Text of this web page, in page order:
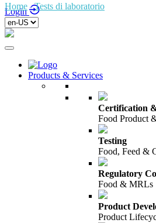
Login
Products & Services
Certification
Food Product
Testing
Food, Feed &
Regulatory
Food & MRLs
Product
Product
Home /Tests di laboratorio